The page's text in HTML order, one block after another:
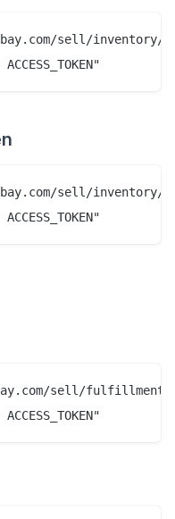
sell/inventory/
sell/inventory/
sell/fulfillment/v1/